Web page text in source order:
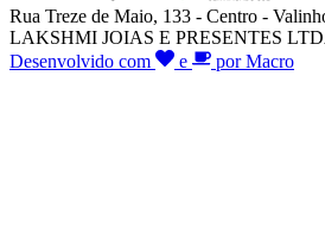
Rua Treze de Maio, 133 - Centro -
LAKSHMI JOIAS E PRESENTES
Desenvolvido com
e por Macro